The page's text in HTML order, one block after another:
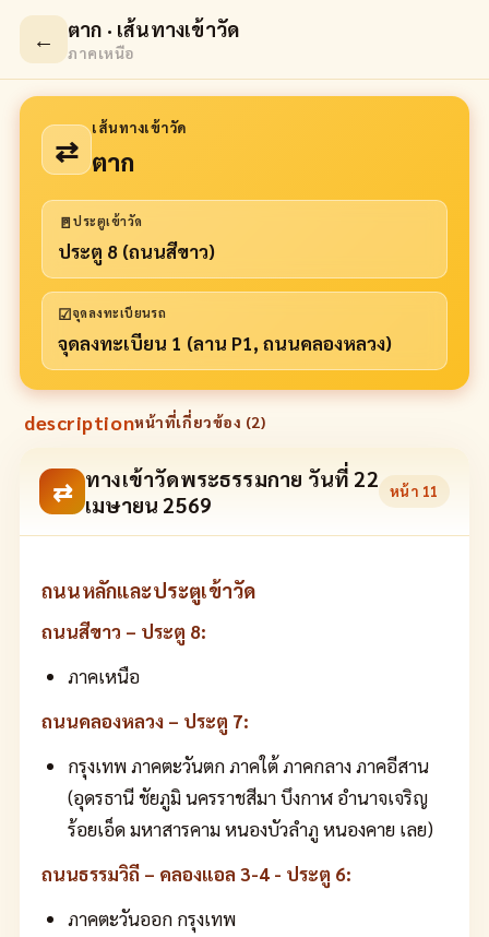
← ตาก · เส้นทางเข้าวัด
ภาคเหนือ
⇄
เส้นทางเข้าวัด
ตาก
🚪ประตูเข้าวัด
ประตู 8 (ถนนสีขาว)
☑จุดลงทะเบียนรถ
จุดลงทะเบียน 1 (ลาน P1, ถนนคลองหลวง)
descriptionหน้าที่เกี่ยวข้อง (2)
⇄ ทางเข้าวัดพระธรรมกาย วันที่ 22
เมษายน 2569
หน้า 11
ถนนหลักและประตูเข้าวัด
ถนนสีขาว – ประตู 8:
ภาคเหนือ
ถนนคลองหลวง – ประตู 7:
กรุงเทพ ภาคตะวันตก ภาคใต้ ภาคกลาง ภาคอีสาน
(อุดรธานี ชัยภูมิ นครราชสีมา บึงกาฬ อำนาจเจริญ
ร้อยเอ็ด มหาสารคาม หนองบัวลำภู หนองคาย เลย)
ถนนธรรมวิถี – คลองแอล 3-4 - ประตู 6:
ภาคตะวันออก กรุงเทพ